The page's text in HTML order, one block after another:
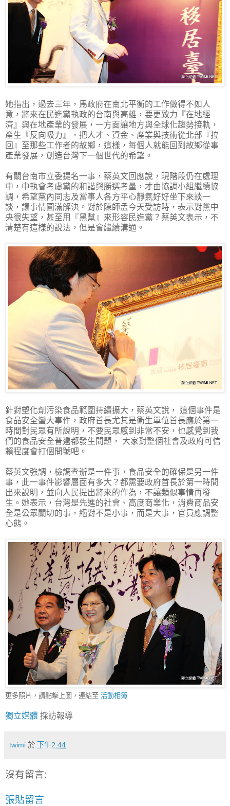
她指出，過去三年，馬政府在南北平衡的工作做得不如人
意，將來在民進黨執政的台南與高雄，要更致力『在地經
濟』與在地產業的發展，一方面讓地方與全球化趨勢接軌，
產生『反向吸力』，把人才、資金、產業與技術從北部『拉
回』至那些工作者的故鄉，這樣，每個人就能回到故鄉從事
產業發展，創造台灣下一個世代的希望。
有關台南市立委提名一事，蔡英文回應說，現階段仍在處理
中，中執會考慮黨的和諧與勝選考量，才由協調小組繼續協
調，希望黨內同志及當事人各方平心靜氣好好坐下來談一
談，讓事情圓滿解決。對於陳師孟今天受訪時，表示對黨中
央很失望，甚至用『黑幫』來形容民進黨？蔡英文表示，不
清楚有這樣的說法，但是會繼續溝通。
針對塑化劑污染食品範圍持續擴大，蔡英文說， 這個事件是
食品安全蠻大事件，政府首長尤其是衛生單位首長應於第一
時間對民眾有所說明，不要民眾感到非常不安，也感覺到我
們的食品安全普遍都發生問題， 大家對整個社會及政府可信
賴程度會打個問號吧。
蔡英文強調，檢調查辦是一件事，食品安全的確保是另一件
事，此一事件影響層面有多大？都需要政府首長於第一時間
出來說明，並向人民提出將來的作為，不讓類似事情再發
生。她表示，台灣是先進的社會、高度商業化，消費商品安
全是公眾關切的事，絕對不是小事，而是大事，官員應調整
心態。
更多照片，請點擊上圖，連結至 活動相簿
獨立媒體 採訪報導
twimi 於 下午2:44
沒有留言:
張貼留言